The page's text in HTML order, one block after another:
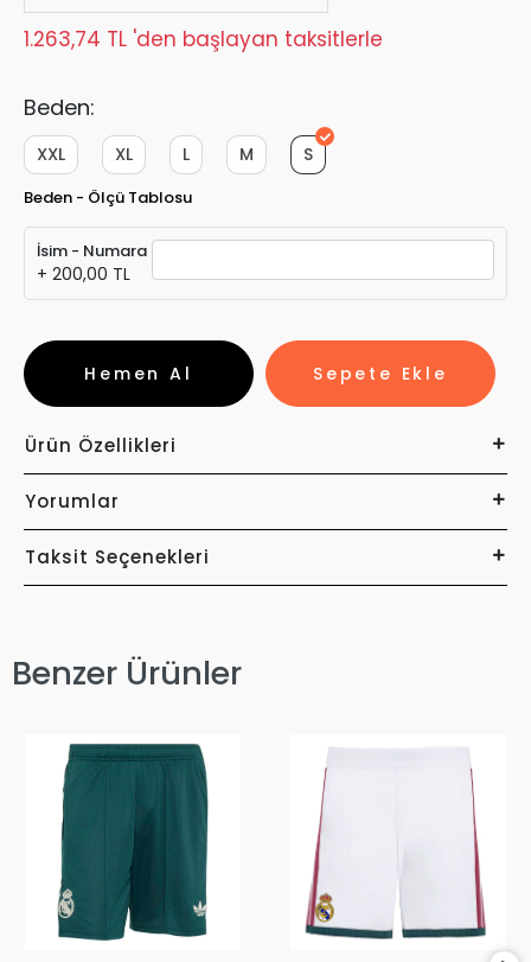
1.263,74 TL 'den başlayan taksitlerle
Beden:
S
M
L
XL
XXL
Beden - Ölçü Tablosu
İsim - Numara
+ 200,00 TL
Sepete Ekle
Hemen Al
Ürün Özellikleri
Yorumlar
Taksit Seçenekleri
Benzer Ürünler